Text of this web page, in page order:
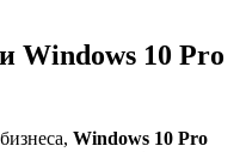
Windows 10 Pro
Windows 10 Pro